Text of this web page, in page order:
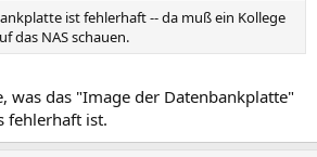
ist fehlerhaft -- da muß ein Kollege
das NAS schauen.
was das "Image der Datenbankplatte"
fehlerhaft ist.